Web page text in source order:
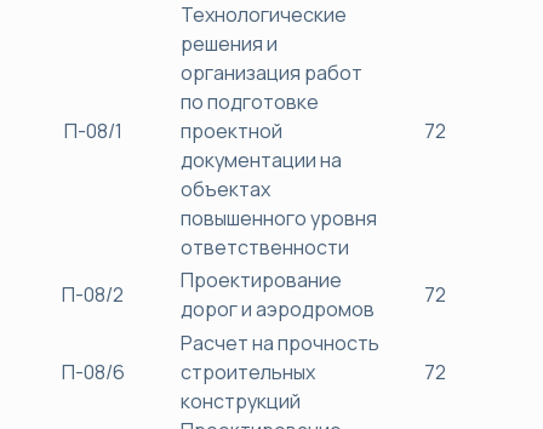
П-08/1
Технологические
решения и
организация работ
по подготовке
проектной
документации на
объектах
повышенного уровня
ответственности
72
П-08/2
Проектирование
дорог и аэродромов
72
П-08/6
Расчет на прочность
строительных
конструкций
72